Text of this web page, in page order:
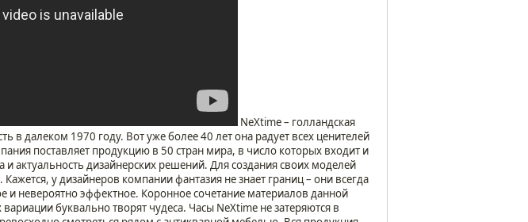
NeXtimе – голландская
в далеком 1970 году. Вот уже более 40 лет она радует всех ценителей
поставляет продукцию в 50 стран мира, в число которых входит и
и актуальность дизайнерских решений. Для создания своих моделей
у дизайнеров компании фантазия не знает границ – они всегда
и невероятно эффектное. Коронное сочетание материалов данной
буквально творят чудеса. Часы NeXtimе не затеряются в